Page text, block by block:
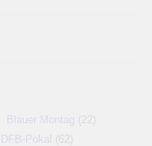
Blauer Montag (22)
DFB-Pokal (62)